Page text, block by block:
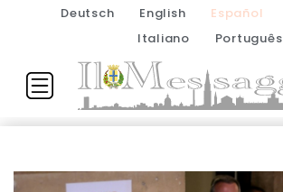
Deutsch English Español
Italiano
Português